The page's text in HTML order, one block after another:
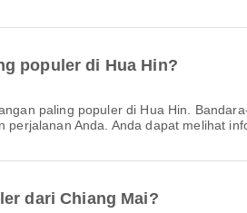
populer di Hua Hin?
paling populer di Hua Hin.
perjalanan Anda. Anda dapat melihat
dari Chiang Mai?